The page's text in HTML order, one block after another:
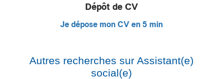
Dépôt de CV
Je dépose mon CV en 5 min
Autres recherches sur Assistant(e)
social(e)